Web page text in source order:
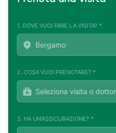
1. DOVE VUOI FARE LA VISITA? *
2. COSA VUOI PRENOTARE? *
3. HA UN'ASSICURAZIONE? *